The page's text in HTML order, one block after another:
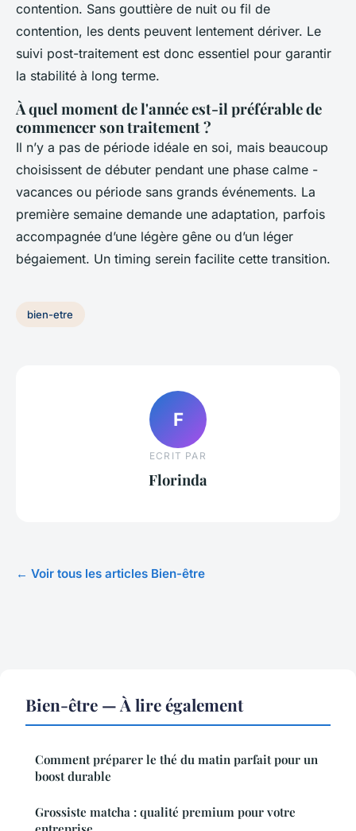
contention. Sans gouttière de nuit ou fil de
contention, les dents peuvent lentement dériver. Le
suivi post-traitement est donc essentiel pour garantir
la stabilité à long terme.
À quel moment de l'année est-il préférable de
commencer son traitement ?
Il n’y a pas de période idéale en soi, mais beaucoup
choisissent de débuter pendant une phase calme -
vacances ou période sans grands événements. La
première semaine demande une adaptation, parfois
accompagnée d’une légère gêne ou d’un léger
bégaiement. Un timing serein facilite cette transition.
bien-etre
F
ECRIT PAR
Florinda
← Voir tous les articles Bien-être
Bien-être — À lire également
Comment préparer le thé du matin parfait pour un
boost durable
Grossiste matcha : qualité premium pour votre